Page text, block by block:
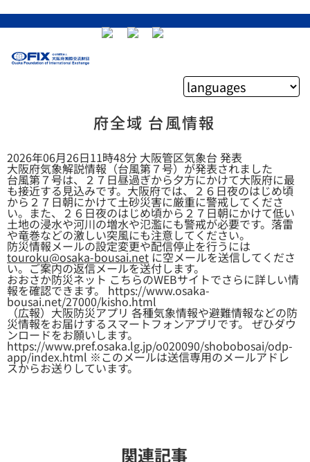
府全域 台風情報
2026年06月26日11時48分 大阪管区気象台 発表
大阪府気象解説情報（台風第７号）が発表されました
台風第７号は、２７日昼過ぎから夕方にかけて大阪府に最
も接近する見込みです。大阪府では、２６日夜のはじめ頃
から２７日朝にかけて土砂災害に厳重に警戒してくださ
い。また、２６日夜のはじめ頃から２７日朝にかけて低い
土地の浸水や河川の増水や氾濫にも警戒が必要です。落雷
や竜巻などの激しい突風にも注意してください。
防災情報メールの設定変更や配信停止を行うには
touroku@osaka-bousai.netに空メールを送信してくださ
い。ご案内の返信メールを送付します。
おおさか防災ネット こちらのWEBサイトでさらに詳しい情
報を確認できます。 https://www.osaka-
bousai.net/27000/kisho.html
（広報）大阪防災アプリ 各種気象情報や避難情報などの防
災情報をお届けするスマートフォンアプリです。 ぜひダウ
ンロードをお願いします。
https://www.pref.osaka.lg.jp/o020090/shobobosai/odp-
app/index.html ※このメールは送信専用のメールアドレ
スからお送りしています。
関連記事